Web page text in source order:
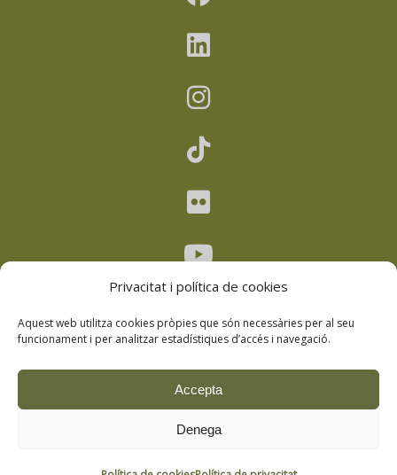
Privacitat i política de cookies
Aquest web utilitza cookies pròpies que són necessàries per al seu
funcionament i per analitzar estadístiques d’accés i navegació.
Accepta
Denega
Política de privacitat
Política de cookies–Política de drets
d’imatge